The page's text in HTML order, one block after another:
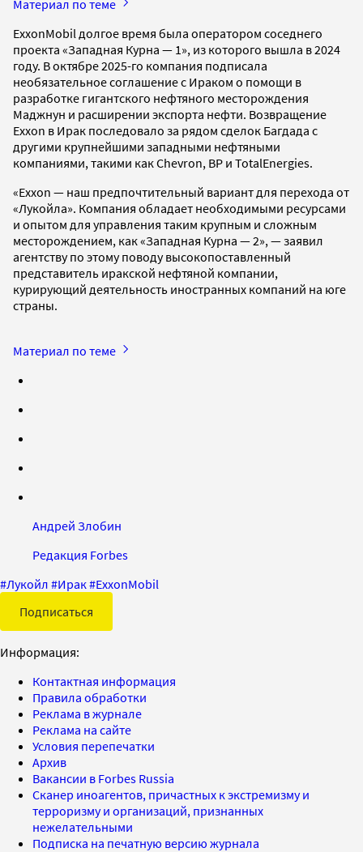
Материал по теме
ExxonMobil долгое время была оператором соседнего
проекта «Западная Курна — 1», из которого вышла в 2024
году. В октябре 2025-го компания подписала
необязательное соглашение с Ираком о помощи в
разработке гигантского нефтяного месторождения
Маджнун и расширении экспорта нефти. Возвращение
Exxon в Ирак последовало за рядом сделок Багдада с
другими крупнейшими западными нефтяными
компаниями, такими как Chevron, BP и TotalEnergies.
«Exxon — наш предпочтительный вариант для перехода от
«Лукойла». Компания обладает необходимыми ресурсами
и опытом для управления таким крупным и сложным
месторождением, как «Западная Курна — 2», — заявил
агентству по этому поводу высокопоставленный
представитель иракской нефтяной компании,
курирующий деятельность иностранных компаний на юге
страны.
Материал по теме
Андрей Злобин
Редакция Forbes
#Лукойл #Ирак#ExxonMobil
Подписаться
Информация:
Контактная информация
Правила обработки
Реклама в журнале
Реклама на сайте
Условия перепечатки
Архив
Вакансии в Forbes Russia
Сканер иноагентов, причастных к экстремизму и
терроризму и организаций, признанных
нежелательными
Подписка на печатную версию журнала